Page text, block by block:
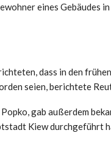
eines Gebäudes
dass in den
seien, berichtete
gab außerdem
Kiew durchgeführt